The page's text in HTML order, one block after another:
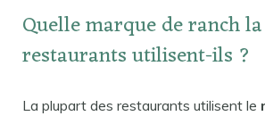
Quelle marque de ranch
restaurants utilisent-ils ?
La plupart des restaurants utilisent le